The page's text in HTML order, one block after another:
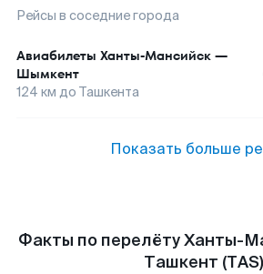
Рейсы в соседние города
Авиабилеты Ханты-Мансийск —
Шымкент
124 км до Ташкента
Показать больше
Факты по перелёту Ханты-
Ташкент (TAS)